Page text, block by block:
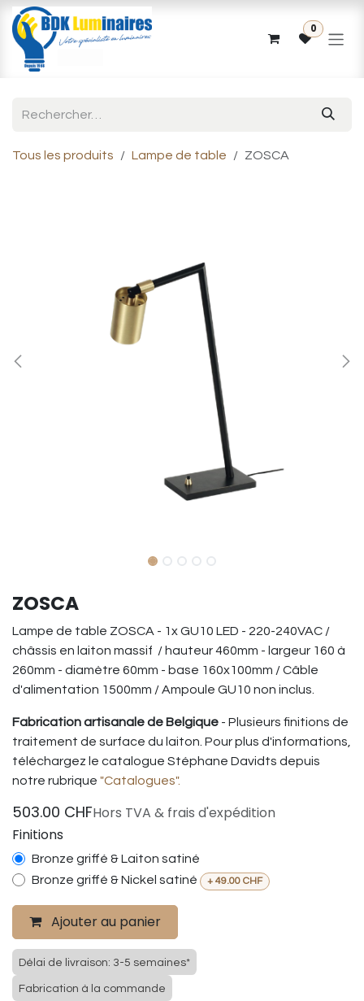
Se rendre au contenu
0
Tous les produits Lampe de table ZOSCA
ZOSCA
Lampe de table ZOSCA - 1x GU10 LED - 220-240VAC /
châssis en laiton massif / hauteur 460mm - largeur 160 à
260mm - diamètre 60mm - base 160x100mm / Câble
d'alimentation 1500mm / Ampoule GU10 non inclus.
Fabrication artisanale de Belgique - Plusieurs finitions de
traitement de surface du laiton. Pour plus d'informations,
téléchargez le catalogue Stéphane Davidts depuis
notre rubrique "Catalogues".
503.00 CHFHors TVA & frais d'expédition
Finitions
Bronze griffé & Laiton satiné
Bronze griffé & Nickel satiné
+ 49.00CHF
Ajouter au panier
Délai de livraison: 3-5 semaines*
Fabrication à la commande